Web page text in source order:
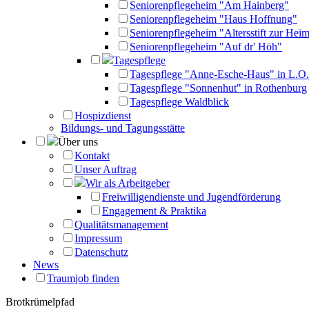
Seniorenpflegeheim "Am Hainberg"
Seniorenpflegeheim "Haus Hoffnung"
Seniorenpflegeheim "Altersstift zur
Seniorenpflegeheim "Auf dr' Höh"
Tagespflege
Tagespflege "Anne-Esche-Haus" in L.O.
Tagespflege "Sonnenhut" in Rothenburg
Tagespflege Waldblick
Hospizdienst
Bildungs- und Tagungsstätte
Über uns
Kontakt
Unser Auftrag
Wir als Arbeitgeber
Freiwilligendienste und Jugendförderung
Engagement & Praktika
Qualitätsmanagement
Impressum
Datenschutz
News
Traumjob finden
Brotkrümelpfad